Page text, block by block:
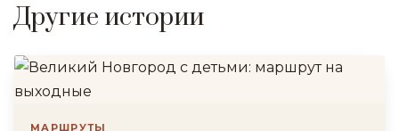
Другие истории
МАРШРУТЫ